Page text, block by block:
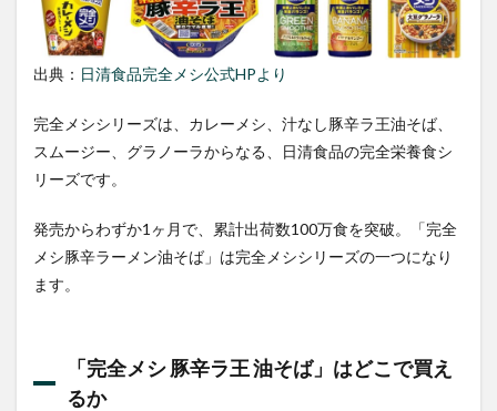
出典： 日清食品完全メシ公式HPより
完全メシシリーズは、カレーメシ、汁なし豚辛ラ王油そば、
スムージー、グラノーラからなる、日清食品の完全栄養食シ
リーズです。
発売からわずか1ヶ月で、累計出荷数100万食を突破。「完全
メシ豚辛ラーメン油そば」は完全メシシリーズの一つになり
ます。
「完全メシ 豚辛ラ王 油そば」はどこで買え
るか